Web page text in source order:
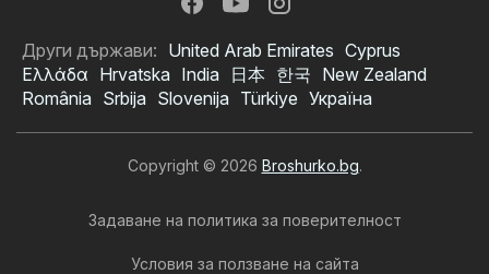
Други държави: United Arab Emirates Cyprus
Ελλάδα Hrvatska India 日本 한국 New Zealand
România Srbija Slovenija Türkiye Україна
Copyright © 2026 Broshurko.bg.
Задаване на политика за поверителност
Условия за ползване на сайта